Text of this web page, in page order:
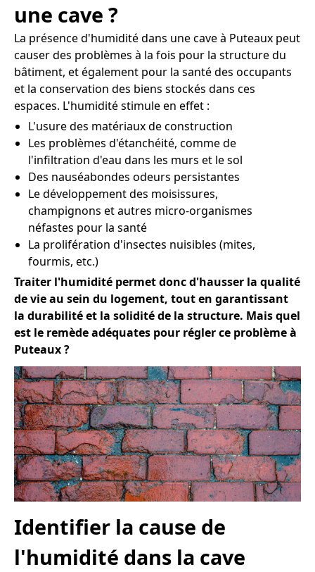
une cave ?
La présence d'humidité dans une cave à Puteaux peut
causer des problèmes à la fois pour la structure du
bâtiment, et également pour la santé des occupants
et la conservation des biens stockés dans ces
espaces. L'humidité stimule en effet :
L'usure des matériaux de construction
Les problèmes d'étanchéité, comme de
l'infiltration d'eau dans les murs et le sol
Des nauséabondes odeurs persistantes
Le développement des moisissures,
champignons et autres micro-organismes
néfastes pour la santé
La prolifération d'insectes nuisibles (mites,
fourmis, etc.)
Traiter l'humidité permet donc d'hausser la qualité
de vie au sein du logement, tout en garantissant
la durabilité et la solidité de la structure. Mais quel
est le remède adéquates pour régler ce problème à
Puteaux ?
Identifier la cause de
l'humidité dans la cave